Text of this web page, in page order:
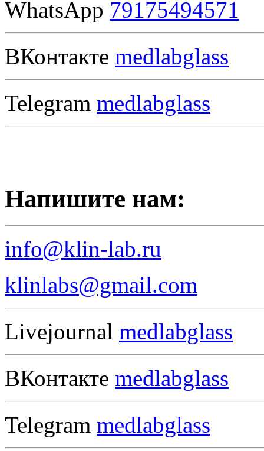
WhatsApp 79175494571
ВКонтакте medlabglass
Telegram medlabglass
Напишите нам:
info@klin-lab.ru
klinlabs@gmail.com
Livejournal medlabglass
ВКонтакте medlabglass
Telegram medlabglass